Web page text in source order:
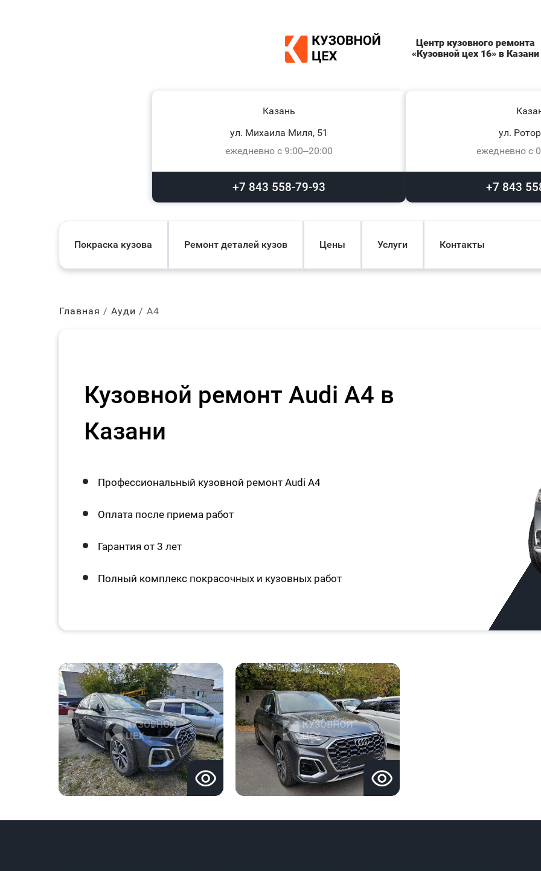
Центр кузовного ремонта
«Кузовной цех 16» в Казани
Казань
ул. Михаила Миля, 51
ежедневно с 9:00–20:00
+7 843 558-79-93
ул.
ежедневно с
+7 843
Покраска кузова Ремонт деталей кузов Цены Услуги Контакты
Главная Ауди А4
Кузовной ремонт Audi A4 в
Казани
Профессиональный кузовной ремонт Audi A4
Оплата после приема работ
Гарантия от 3 лет
Полный комплекс покрасочных и кузовных работ